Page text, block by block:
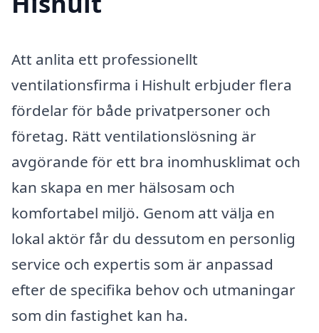
Att anlita ett professionellt
ventilationsfirma i Hishult erbjuder flera
fördelar för både privatpersoner och
företag. Rätt ventilationslösning är
avgörande för ett bra inomhusklimat och
kan skapa en mer hälsosam och
komfortabel miljö. Genom att välja en
lokal aktör får du dessutom en personlig
service och expertis som är anpassad
efter de specifika behov och utmaningar
som din fastighet kan ha.